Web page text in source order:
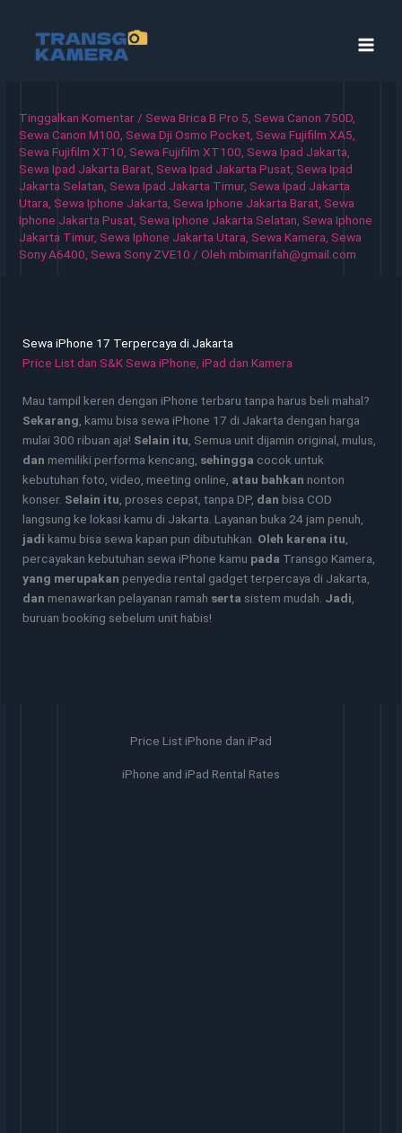
konten
Tinggalkan Komentar / Sewa Brica B Pro 5 Sewa Canon 750D
Sewa Canon M100 Sewa Dji Osmo Pocket Sewa Fujifilm XA5
Sewa Fujifilm XT10 Sewa Fujifilm XT100 Sewa Ipad Jakarta
Sewa Ipad Jakarta Barat Sewa Ipad Jakarta Pusat Sewa Ipad
Jakarta Selatan Sewa Ipad Jakarta Timur, Sewa Ipad Jakarta
Utara Sewa Iphone Jakarta Sewa Iphone Jakarta Barat Sewa
Iphone Jakarta Pusat Sewa Iphone Jakarta Selatan Sewa Iphone
Jakarta Timur, Sewa Iphone Jakarta Utara Sewa Kamera Sewa
Sony A6400 Sewa Sony ZVE10 / Olehmbimarifah@gmail.com
Sewa iPhone 17 Terpercaya di Jakarta
Price List dan S&K Sewa iPhone, iPad dan Kamera
Mau tampil keren dengan iPhone terbaru tanpa harus beli mahal?
Sekarang , kamu bisa sewa iPhone 17 di Jakarta dengan harga
mulai 300 ribuan aja! Selain itu , Semua unit dijamin original, mulus,
dan memiliki performa kencang, sehingga cocok untuk
kebutuhan foto, video, meeting online, atau bahkan nonton
konser. Selain itu , proses cepat, tanpa DP, dan bisa COD
langsung ke lokasi kamu di Jakarta. Layanan buka 24 jam penuh,
jadi kamu bisa sewa kapan pun dibutuhkan. Oleh karena itu
percayakan kebutuhan sewa iPhone kamu pada Transgo Kamera,
yang merupakan penyedia rental gadget terpercaya di Jakarta,
dan menawarkan pelayanan ramah serta sistem mudah. Jadi
buruan booking sebelum unit habis!
Price List iPhone dan iPad
iPhone and iPad Rental Rates